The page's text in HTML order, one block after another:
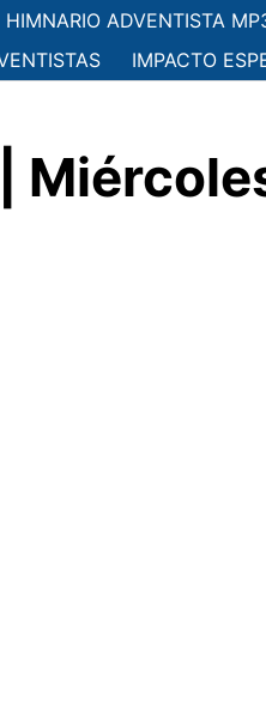
ADVENTISTA
IMPACTO